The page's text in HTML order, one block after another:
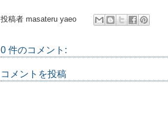
投稿者 masateru yaeo
0 件のコメント:
コメントを投稿